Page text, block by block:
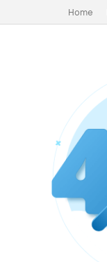
Home